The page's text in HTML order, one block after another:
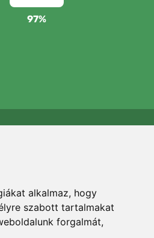
alkalmaz, hogy
szabott tartalmakat
forgalmát,
97%
ültetünk egy fát! Bővebben